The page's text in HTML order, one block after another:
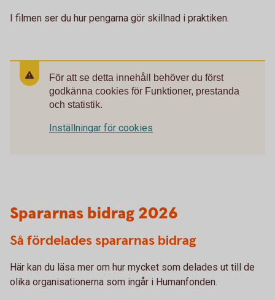
I filmen ser du hur pengarna gör skillnad i praktiken.
För att se detta innehåll behöver du först
godkänna cookies för Funktioner, prestanda
och statistik.
Inställningar för cookies
Spararnas bidrag 2026
Så fördelades spararnas bidrag
Här kan du läsa mer om hur mycket som delades ut till de
olika organisationerna som ingår i Humanfonden.